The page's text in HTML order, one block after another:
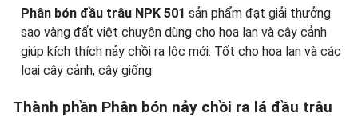
Phân bón đầu trâu NPK 501 sản phẩm đạt giải thưởng
sao vàng đất việt chuyên dùng cho hoa lan và cây cảnh
giúp kích thích nảy chồi ra lộc mới. Tốt cho hoa lan và các
loại cây cảnh, cây giống
Thành phần Phân bón nảy chồi ra lá đầu trâu